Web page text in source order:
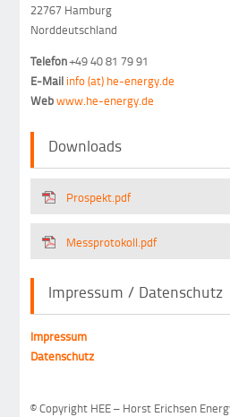
22767 Hamburg
Norddeutschland
Telefon+49 40 81 79 91
E-Mail info (at) he-energy.de
Webwww.he-energy.de
Downloads
Prospekt.pdf
Messprotokoll.pdf
Impressum / Datenschutz
Impressum
Datenschutz
© Copyright HEE – Horst Erichsen